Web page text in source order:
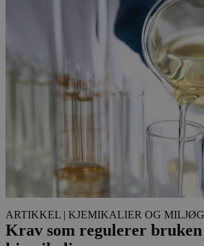
ARTIKKEL | KJEMIKALIER OG
Krav som regulerer